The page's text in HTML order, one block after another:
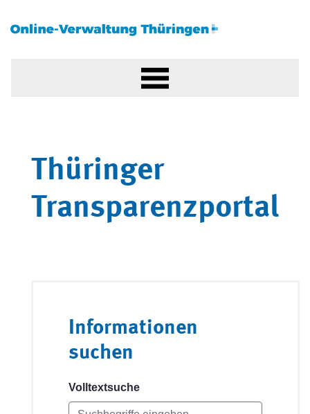
Thüringer
Transparenzportal
Informationen
suchen
Volltextsuche